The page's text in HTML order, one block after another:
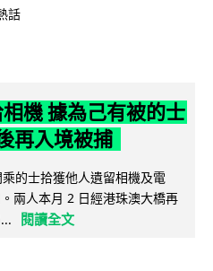
話
機 據為己有被的士
再入境被捕
的士拾獲他人遺留相機及電
兩人本月 2 日經港珠澳大橋再
閱讀全文